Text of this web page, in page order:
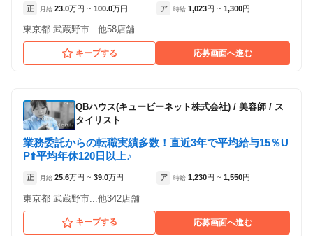
正 月給 23.0万円 ~ 100.0万円 ア 時給 1,023円 ~ 1,300円
東京都 武蔵野市...他58店舗
キープする 応募画面へ進む
QBハウス(キュービーネット株式会社) / 美容師 / ス
タイリスト
業務委託からの転職実績多数！直近3年で平均給与15％U
P⬆️平均年休120日以上♪
正 月給 25.6万円 ~ 39.0万円 ア 時給 1,230円 ~ 1,550円
東京都 武蔵野市...他342店舗
キープする 応募画面へ進む